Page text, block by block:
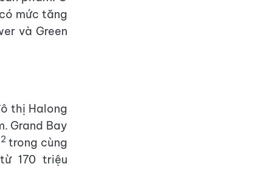
mức tăng
và Green
thị Halong
Grand Bay
2trong cùng
170 triệu